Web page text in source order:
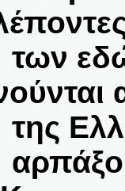
των
της